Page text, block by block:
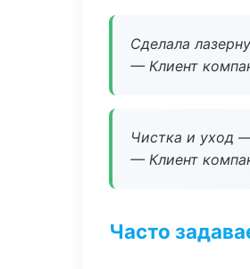
Сделала
— Клиент
Чистка и уход
— Клиент
Часто